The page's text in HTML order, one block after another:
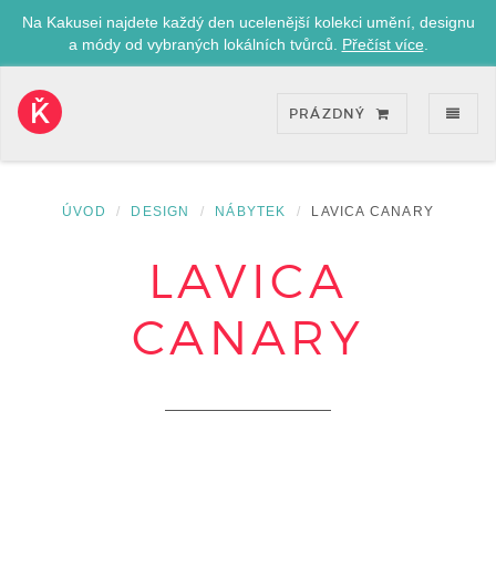
Na Kakusei najdete každý den ucelenější kolekci umění, designu
a módy od vybraných lokálních tvůrců. Přečíst více
přejít
úvodní
PRÁZDNÝ
ÚVOD DESIGN NÁBYTEK LAVICA CANARY
LAVICA
CANARY